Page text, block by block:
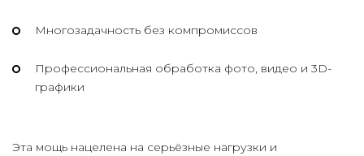
Многозадачность без компромиссов
Профессиональная обработка фото, видео и 3D-
графики
Эта мощь нацелена на серьёзные нагрузки и